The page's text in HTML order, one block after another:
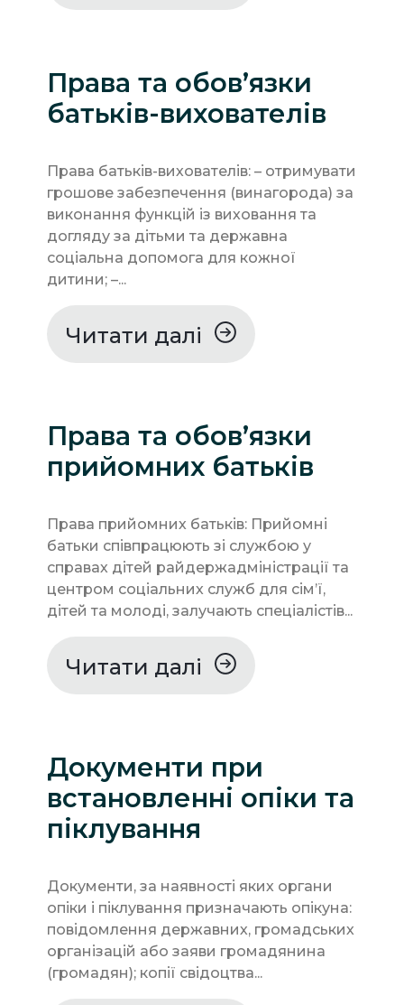
Права та обов’язки
батьків-вихователів
Права батьків-вихователів: – отримувати
грошове забезпечення (винагорода) за
виконання функцій із виховання та
догляду за дітьми та державна
соціальна допомога для кожної
дитини; –...
Читати далі
Права та обов’язки
прийомних батьків
Права прийомних батьків: Прийомні
батьки співпрацюють зі службою у
справах дітей райдержадміністрації та
центром соціальних служб для сім’ї,
дітей та молоді, залучають спеціалістів...
Читати далі
Документи при
встановленні опіки та
піклування
Документи, за наявності яких органи
опіки і піклування призначають опікуна:
повідомлення державних, громадських
організацій або заяви громадянина
(громадян); копії свідоцтва...